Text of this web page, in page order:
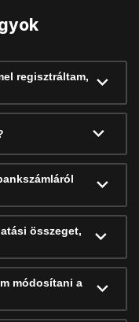
regisztráltam,
összeget,
módosítani a